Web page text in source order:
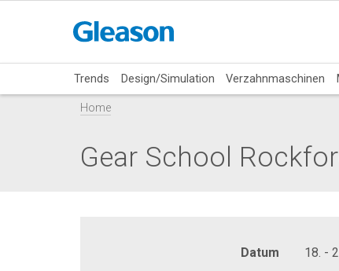
Trends Design/Simulation Verzahnmaschinen
Home
Gear School
Datum
18. -